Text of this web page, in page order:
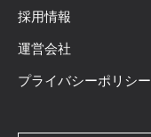
採用情報
運営会社
プライバシーポリシー